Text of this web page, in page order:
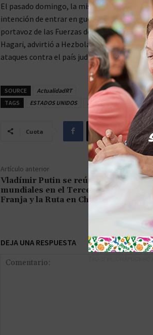
El pasado domingo, la misión permanente
intención de entrar en guerra con Israel a
portavoz de las Fuerzas de Defensa de
Hagari, advirtió a Hezbolá de que recibiría
ataques contra el país judío, subrayando
SOURCE
ActualidadRT
TAGS
ESTADOS UNIDOS Irán Petróleo
Cuota
Artículo anterior
Vladímir Putin se reúne con líderes
mundiales en el Tercer Foro de la
Franja y la Ruta en China
DEJA UNA RESPUESTA